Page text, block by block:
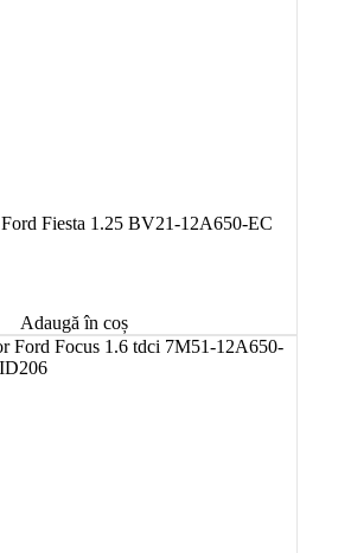
Fiesta 1.25 BV21-12A650-EC
Adaugă în coș